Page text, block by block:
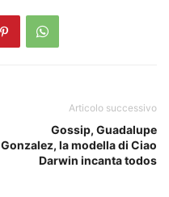
Articolo successivo
Gossip, Guadalupe
Gonzalez, la modella di Ciao
Darwin incanta todos